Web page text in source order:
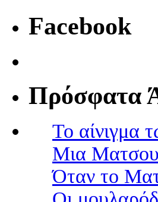
Facebook
Πρόσφατα
Το αίνιγμα
Μια
Όταν το